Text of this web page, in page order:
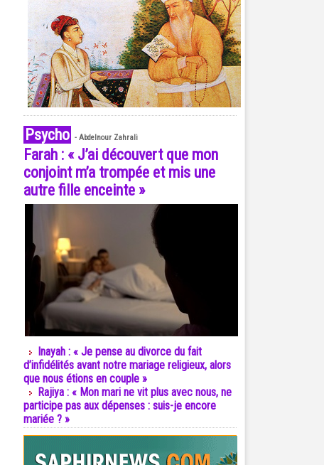
Psycho - Abdelnour Zahrali
Farah : « J’ai découvert que mon
conjoint m’a trompée et mis une
autre fille enceinte »
Inayah : « Je pense au divorce du fait
d’infidélités avant notre mariage religieux, alors
que nous étions en couple »
Rajiya : « Mon mari ne vit plus avec nous, ne
participe pas aux dépenses : suis-je encore
mariée ? »